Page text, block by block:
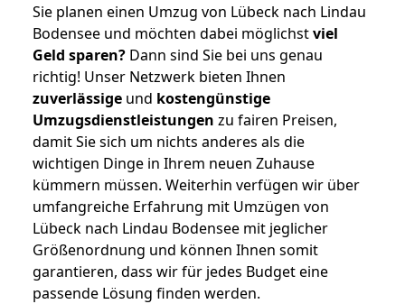
Sie planen einen Umzug von Lübeck nach Lindau
Bodensee und möchten dabei möglichstviel
Geld sparen? Dann sind Sie bei uns genau
richtig! Unser Netzwerk bieten Ihnen
zuverlässige und kostengünstige
Umzugsdienstleistungen zu fairen Preisen,
damit Sie sich um nichts anderes als die
wichtigen Dinge in Ihrem neuen Zuhause
kümmern müssen. Weiterhin verfügen wir über
umfangreiche Erfahrung mit Umzügen von
Lübeck nach Lindau Bodensee mit jeglicher
Größenordnung und können Ihnen somit
garantieren, dass wir für jedes Budget eine
passende Lösung finden werden.